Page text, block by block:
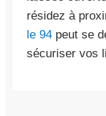
résidez à
le 94 peut se
sécuriser vos